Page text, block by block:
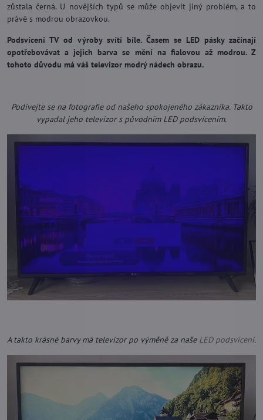
zůstala černá. U novějších typů se může objevit jiný problém, a to
právě s modrou obrazovkou.
Podsvícení TV od výroby svítí bíle. Časem se LED pásky začínají
opotřebovávat a jejich barva se mění na fialovou až modrou. Z
tohoto důvodu má váš televizor modrý nádech obrazu.
Podívejte se na fotografie od našeho spokojeného zákazníka. Takto
vypadal jeho televizor s původním LED podsvícením.
A takto krásné barvy má televizor po výměně za naše LED podsvícení.